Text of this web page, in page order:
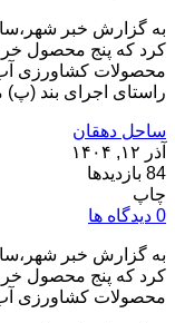
به گزارش خبر
کرد که پنج محصول
محصولات کشاورزی
راستای اجرای بند (پ)
ساحل دهقان
آذر ۱۲, ۱۴۰۴
84 بازدیدها
چاپ
0 دیدگاه ها
به گزارش خبر
کرد که پنج محصول
محصولات کشاورزی